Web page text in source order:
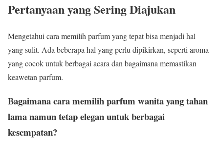
Pertanyaan yang Sering Diajukan
Mengetahui cara memilih parfum yang tepat bisa menjadi hal
yang sulit. Ada beberapa hal yang perlu dipikirkan, seperti aroma
yang cocok untuk berbagai acara dan bagaimana memastikan
keawetan parfum.
Bagaimana cara memilih parfum wanita yang tahan
lama namun tetap elegan untuk berbagai
kesempatan?